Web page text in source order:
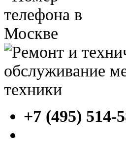
+7 (495) 514-